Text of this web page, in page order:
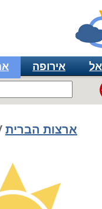
אירופה
ארצות הברית